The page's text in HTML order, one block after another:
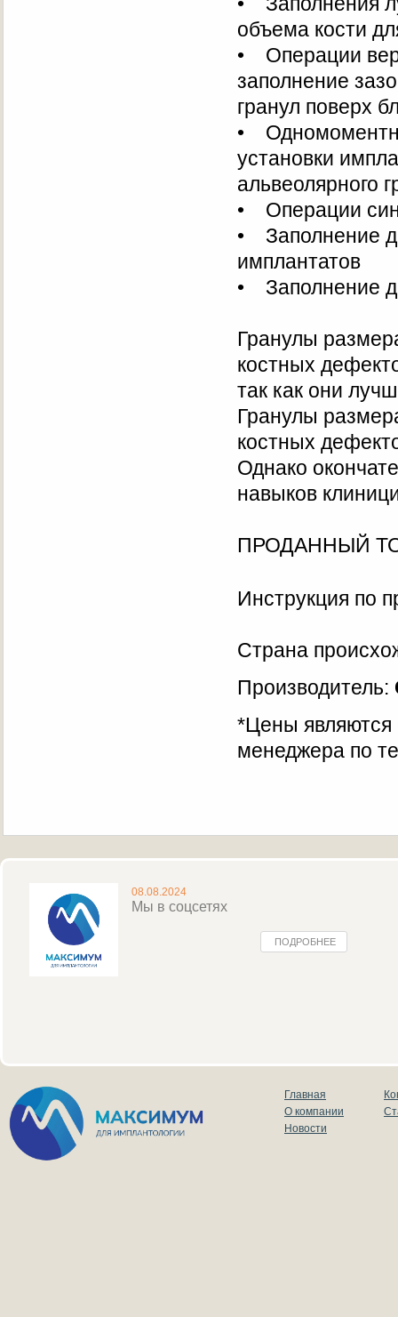
объема кости
• Операции
заполнение
гранул поверх
•
установки
альвеолярного
• Операции
• Заполнение
имплантатов
• Заполнение
Гранулы
костных
так как они
Гранулы
костных
Однако
навыков
ПРОДАННЫЙ
Инструкция по
Страна
Производитель:
*Цены
менеджера по
08.08.2024
Мы в соцсетях
ПОДРОБНЕЕ
Главная
О компании
Новости